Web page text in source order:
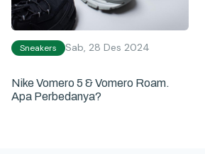
Sneakers Sab, 28 Des 2024
Nike Vomero 5 & Vomero Roam.
Apa Perbedanya?